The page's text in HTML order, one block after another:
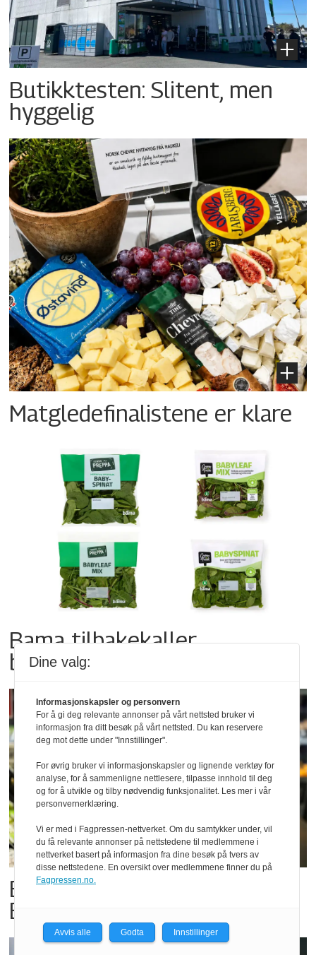
Butikktesten: Slitent, men
hyggelig
Matgledefinalistene er klare
Bama tilbakekaller
babyspinat og babyleaf mix
Billigbonanza da Norge slo
Elfenbenkysten
Dine valg:
Informasjonskapsler og personvern
For å gi deg relevante annonser på vårt nettsted bruker vi
informasjon fra ditt besøk på vårt nettsted. Du kan reservere
deg mot dette under "Innstillinger".
For øvrig bruker vi informasjonskapsler og lignende verktøy for
analyse, for å sammenligne nettlesere, tilpasse innhold til deg
og for å utvikle og tilby nødvendig funksjonalitet. Les mer i vår
personvernerklæring.
Vi er med i Fagpressen-nettverket. Om du samtykker under, vil
du få relevante annonser på nettstedene til medlemmene i
nettverket basert på informasjon fra dine besøk på tvers av
disse nettstedene. En oversikt over medlemmene finner du på
Fagpressen.no.
Avvis alle Godta Innstillinger